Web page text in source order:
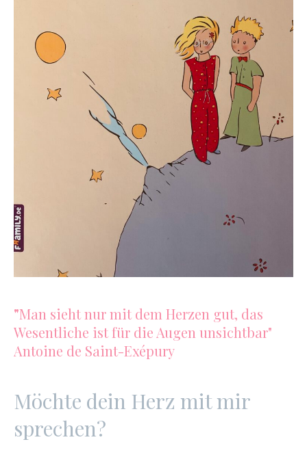
"Man sieht nur mit dem Herzen gut, das
Wesentliche ist für die Augen unsichtbar"
Antoine de Saint-Exépury
Möchte dein Herz mit mir
sprechen?